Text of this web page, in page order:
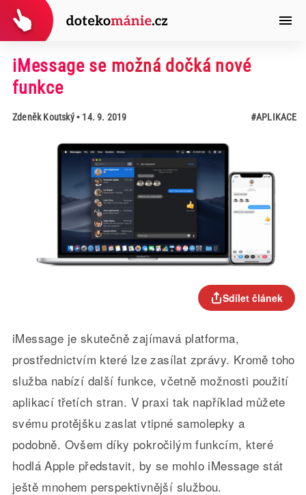
iMessage se možná dočká nové
funkce
Zdeněk Koutský• 14. 9. 2019 #APLIKACE
Sdílet článek
iMessage je skutečně zajímavá platforma,
prostřednictvím které lze zasílat zprávy. Kromě toho
služba nabízí další funkce, včetně možnosti použití
aplikací třetích stran. V praxi tak například můžete
svému protějšku zaslat vtipné samolepky a
podobně. Ovšem díky pokročilým funkcím, které
hodlá Apple představit, by se mohlo iMessage stát
ještě mnohem perspektivnější službou.